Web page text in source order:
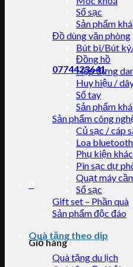
0774423641
Giỏ hàng
Sổ sạc
Sản phẩm
Đồ dùng văn phòng
Bút bi/Bút
Đồng hồ
Hộp đựng
Huy hiệu /
Sổ tay
Sản phẩm
Sản phẩm công
Củ sạc / cáp
Loa bluetooth
Phụ kiện khác
Pin sạc dự
Quạt máy
Sổ sạc
Gift set – Phần quà
Sản phẩm độc đáo
Quà tặng theo dịp
Quà tặng du lịch